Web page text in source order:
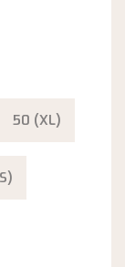
50 (XL)